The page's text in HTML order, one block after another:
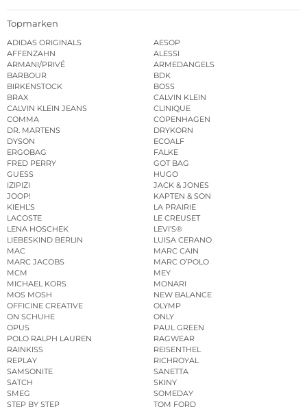
Topmarken
ADIDAS ORIGINALS
AESOP
AFFENZAHN
ALESSI
ARMANI/PRIVÉ
ARMEDANGELS
BARBOUR
BDK
BIRKENSTOCK
BOSS
BRAX
CALVIN KLEIN
CALVIN KLEIN JEANS
CLINIQUE
COMMA
COPENHAGEN
DR. MARTENS
DRYKORN
DYSON
ECOALF
ERGOBAG
FALKE
FRED PERRY
GOT BAG
GUESS
HUGO
IZIPIZI
JACK & JONES
JOOP!
KAPTEN & SON
KIEHL’S
LA PRAIRIE
LACOSTE
LE CREUSET
LENA HOSCHEK
LEVI’S®
LIEBESKIND BERLIN
LUISA CERANO
MAC
MARC CAIN
MARC JACOBS
MARC O’POLO
MCM
MEY
MICHAEL KORS
MONARI
MOS MOSH
NEW BALANCE
OFFICINE CREATIVE
OLYMP
ON SCHUHE
ONLY
OPUS
PAUL GREEN
POLO RALPH LAUREN
RAGWEAR
RAINKISS
REISENTHEL
REPLAY
RICHROYAL
SAMSONITE
SANETTA
SATCH
SKINY
SMEG
SOMEDAY
STEP BY STEP
TOM FORD